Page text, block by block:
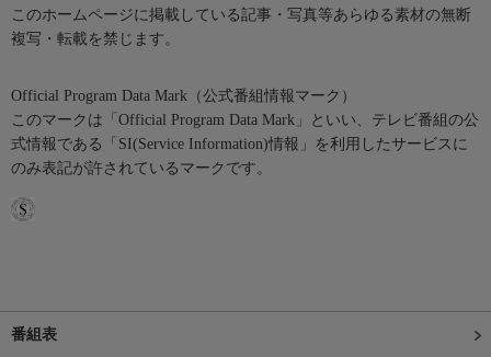
このホームページに掲載している記事・写真等あらゆる素材の無断
複写・転載を禁じます。
Official Program Data Mark（公式番組情報マーク）
このマークは「Official Program Data Mark」といい、テレビ番組の公
式情報である「SI(Service Information)情報」を利用したサービスに
のみ表記が許されているマークです。
番組表